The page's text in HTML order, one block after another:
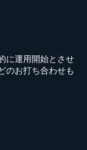
に運用開始とさせ
のお打ち合わせも